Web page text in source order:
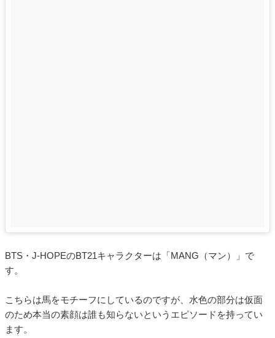
BTS・J-HOPEのBT21キャラクターは「MANG（マン）」で
す。
こちらは馬をモチーフにしているのですが、水色の部分は仮面
のため本当の素顔は誰も知らないというエピソードを持ってい
ます。